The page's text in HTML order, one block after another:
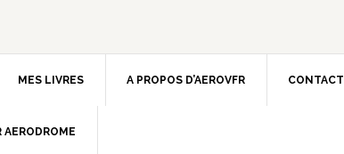
MES LIVRES A PROPOS D’AEROVFR CONTACT
AERODROME